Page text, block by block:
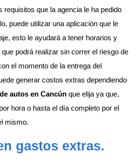
requisitos que la agencia le ha pedido
puede utilizar una aplicación que le
esto le ayudará a tener horarios y
podrá realizar sin correr el riesgo de
el momento de la entrega del
generar costos extras dependiendo
autos en Cancún que elija ya que,
hora o hasta el día completo por el
mismo.
gastos extras.